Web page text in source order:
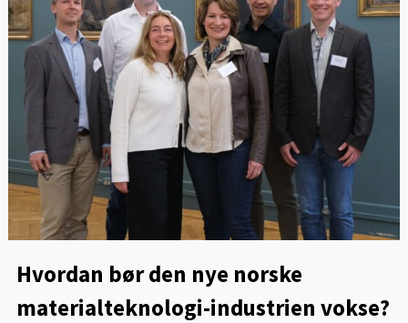
Hvordan bør den nye norske
materialteknologi-industrien vokse?